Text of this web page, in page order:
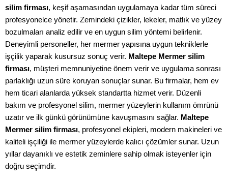
silim firması, keşif aşamasından uygulamaya kadar tüm süreci
profesyonelce yönetir. Zemindeki çizikler, lekeler, matlık ve yüzey
bozulmaları analiz edilir ve en uygun silim yöntemi belirlenir.
Deneyimli personeller, her mermer yapısına uygun tekniklerle
işçilik yaparak kusursuz sonuç verir. Maltepe Mermer silim
firması, müşteri memnuniyetine önem verir ve uygulama sonrası
parlaklığı uzun süre koruyan sonuçlar sunar. Bu firmalar, hem ev
hem ticari alanlarda yüksek standartta hizmet verir. Düzenli
bakım ve profesyonel silim, mermer yüzeylerin kullanım ömrünü
uzatır ve ilk günkü görünümüne kavuşmasını sağlar. Maltepe
Mermer silim firması, profesyonel ekipleri, modern makineleri ve
kaliteli işçiliği ile mermer yüzeylerde kalıcı çözümler sunar. Uzun
yıllar dayanıklı ve estetik zeminlere sahip olmak isteyenler için
doğru seçimdir.